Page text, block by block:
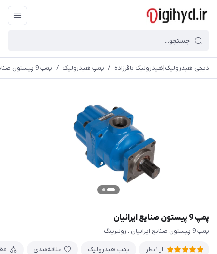
دیجی هیدرولیک|هیدرولیک باقرزاده / پمپ هیدرولیک / پمپ 9 پیستون صنایع ایرانیان
پمپ 9 پیستون صنایع ایرانیان
پمپ 9 پیستون صنایع ایرانیان ـ رولبرینگ
از 1 نظر پمپ هیدرولیک علاقه‌مندی